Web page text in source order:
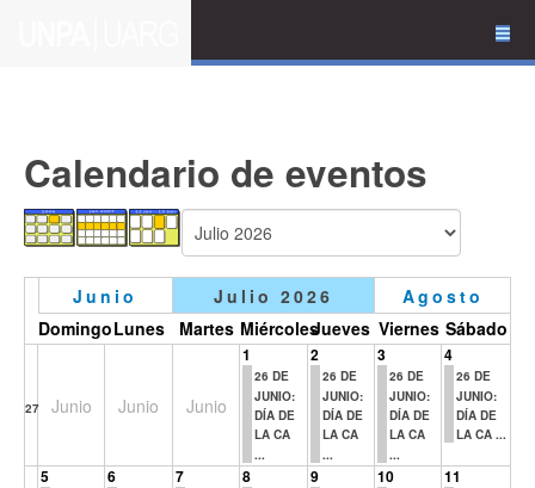
Calendario de eventos
Junio Julio 2026
Agosto
DomingoLunes Martes MiércolesJueves Viernes Sábado
27 Junio Junio Junio
1
26 DE
JUNIO:
DÍA DE
LA CA
...
2
26 DE
JUNIO:
DÍA DE
LA CA
...
3
26 DE
JUNIO:
DÍA DE
LA CA
...
4
26 DE
JUNIO:
DÍA DE
LA CA ...
5 6 7 8 9 10 11